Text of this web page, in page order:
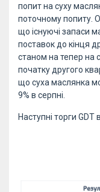
попит на суху
поточному попиту.
що існуючі запаси
поставок до кінця
станом на тепер на
початку другого
що суха маслянка
9% в серпні.
Наступні торги GDT